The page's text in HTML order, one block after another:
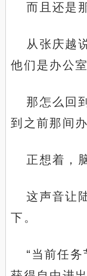
而且还是
从张庆越
他们是办公
那怎么回
到之前那间
正想着，
这声音让
下。
“当前任